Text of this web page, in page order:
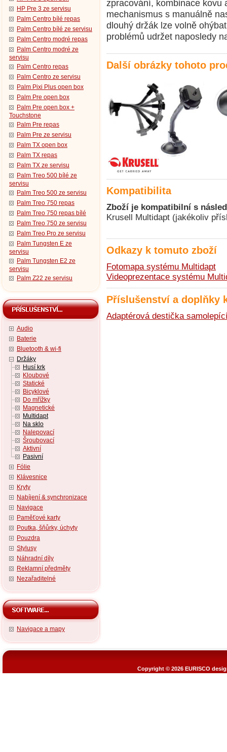
HP Pre 3 ze servisu
Palm Centro bílé repas
Palm Centro bílé ze servisu
Palm Centro modré repas
Palm Centro modré ze
servisu
Palm Centro repas
Palm Centro ze servisu
Palm Pixi Plus open box
Palm Pre open box
Palm Pre open box +
Touchstone
Palm Pre repas
Palm Pre ze servisu
Palm TX open box
Palm TX repas
Palm TX ze servisu
Palm Treo 500 bílé ze
servisu
Palm Treo 500 ze servisu
Palm Treo 750 repas
Palm Treo 750 repas bílé
Palm Treo 750 ze servisu
Palm Treo Pro ze servisu
Palm Tungsten E ze
servisu
Palm Tungsten E2 ze
servisu
Palm Z22 ze servisu
Audio
Baterie
Bluetooth & wi-fi
Držáky
Husí krk
Kloubové
Statické
Bicyklové
Do mřížky
Magnetické
Multidapt
Na sklo
Nalepovací
Šroubovací
Aktivní
Pasivní
Fólie
Klávesnice
Kryty
Nabíjení & synchronizace
Navigace
Paměťové karty
Poutka, šňůrky, úchyty
Pouzdra
Stylusy
Náhradní díly
Reklamní předměty
Nezařaditelné
Navigace a mapy
zpracování, kombinace
mechanismus s manuálně
dlouhý držák lze volně
problémů udržet naposledy
Další obrázky tohoto
Kompatibilita
Zboží je kompatibilní s
Krusell Multidapt (jakékoliv
Odkazy k tomuto zboží
Fotomapa systému Multidapt
Videoprezentace systému
Příslušenství a doplňky
Adaptérová destička
Copyright © 2026 EURISCO